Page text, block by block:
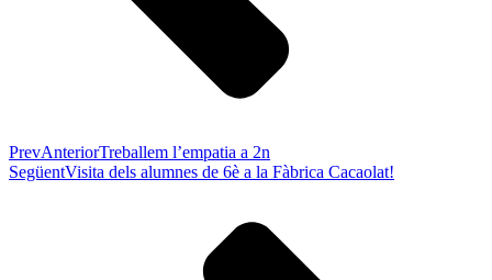
PrevAnteriorTreballem l’empatia a 2n
SegüentVisita dels alumnes de 6è a la Fàbrica Cacaolat!